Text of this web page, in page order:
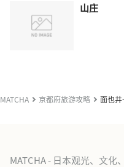
山庄
MATCHA 京都府旅游攻略 面也井
MATCHA - 日本观光、文化